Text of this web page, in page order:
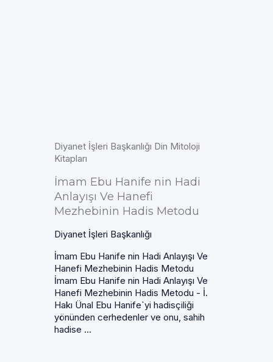
Diyanet İşleri Başkanlığı Din Mitoloji
Kitapları
İmam Ebu Hanife nin Hadi
Anlayışı Ve Hanefi
Mezhebinin Hadis Metodu
Diyanet İşleri Başkanlığı
İmam Ebu Hanife nin Hadi Anlayışı Ve
Hanefi Mezhebinin Hadis Metodu
İmam Ebu Hanife nin Hadi Anlayışı Ve
Hanefi Mezhebinin Hadis Metodu - İ.
Hakı Ünal Ebu Hanife`yi hadisçiliği
yönünden cerhedenler ve onu, sahih
hadise ...